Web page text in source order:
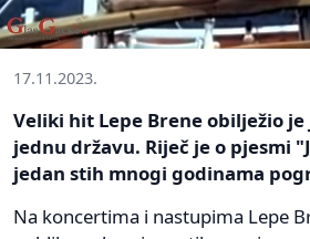
17.11.2023.
Veliki hit Lepe Brene obilježio
jednu državu. Riječ je o pjesmi
jedan stih mnogi godinama
Na koncertima i nastupima Lepe